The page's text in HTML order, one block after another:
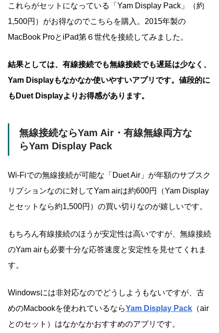
これらがセットになっている「Yam Display Pack」（約
1,500円）がお得なのでこちらを購入。2015年製の
MacBook ProとiPad第６世代を接続してみました。
結果としては、 有線接続でも無線接続でも遅延は少なく、
Yam Displayもなかなか使いやすいアプリです。値段的に
もDuet Displayよりお得感があります。
無線接続ならYam Air・有線無線両方な
らYam Display Pack
Wi-Fiでの無線接続が可能な「Duet Air」が年額のサブスク
リプションなのに対してYam airは約600円（Yam Display
とセットなら約1,500円）の買い切りなのが嬉しいです。
もちろん有線接続のほうが安定性は高いですが、無線接続
のYam airも必要十分な応答速度と安定性を見せてくれま
す。
Windowsには非対応なのでどうしようもないですが、古
めのMacbookを使われているならYam Display Pack （air
とのセット）はなかなかおすすめのアプリです。